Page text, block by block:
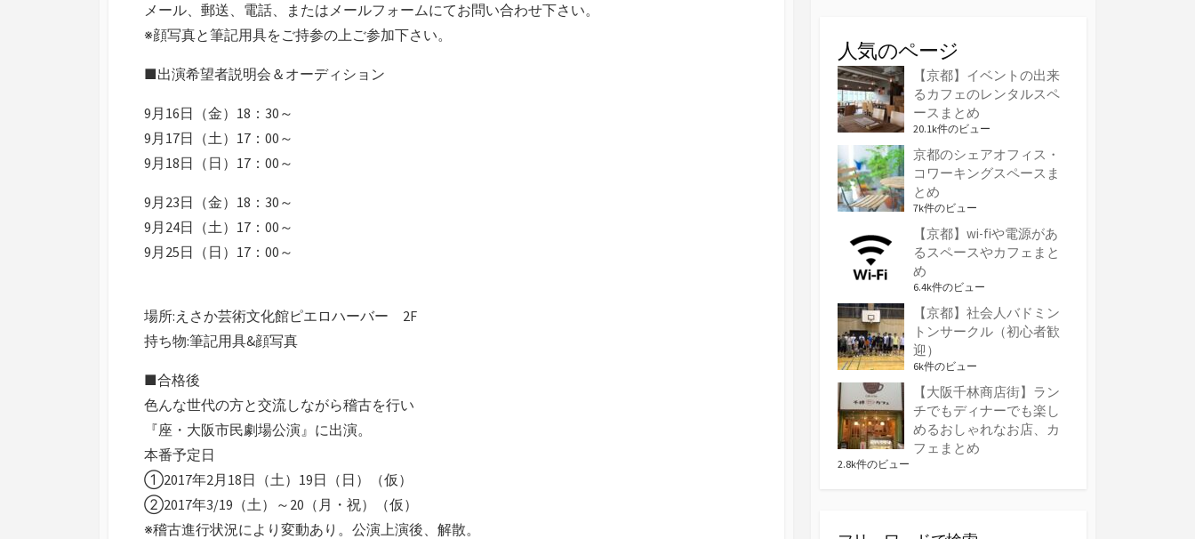
メール、郵送、電話、またはメールフォームにてお問い合わせ下さい。
※顔写真と筆記用具をご持参の上ご参加下さい。
■出演希望者説明会＆オーディション
9月16日（金）18：30～
9月17日（土）17：00～
9月18日（日）17：00～
9月23日（金）18：30～
9月24日（土）17：00～
9月25日（日）17：00～
場所:えさか芸術文化館ピエロハーバー 2F
持ち物:筆記用具&顔写真
■合格後
色んな世代の方と交流しながら稽古を行い
『座・大阪市民劇場公演』に出演。
本番予定日
①2017年2月18日（土）19日（日）（仮）
②2017年3/19（土）～20（月・祝）（仮）
※稽古進行状況により変動あり。公演上演後、解散。
人気のページ
【京都】イベントの出来
るカフェのレンタルスペ
ースまとめ
20.1k件のビュー
京都のシェアオフィス・
コワーキングスペースま
とめ
7k件のビュー
【京都】wi-fiや電源があ
るスペースやカフェまと
め
6.4k件のビュー
【京都】社会人バドミン
トンサークル（初心者歓
迎）
6k件のビュー
【大阪千林商店街】ラン
チでもディナーでも楽し
めるおしゃれなお店、カ
フェまとめ
2.8k件のビュー